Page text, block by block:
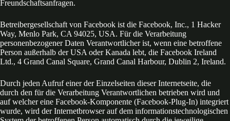
Freundschaftsanfragen.
Betreibergesellschaft von Facebook ist die Facebook, Inc., 1 Hacker
Way, Menlo Park, CA 94025, USA. Für die Verarbeitung
personenbezogener Daten Verantwortlicher ist, wenn eine betroffene
Person außerhalb der USA oder Kanada lebt, die Facebook Ireland
Ltd., 4 Grand Canal Square, Grand Canal Harbour, Dublin 2, Ireland.
Durch jeden Aufruf einer der Einzelseiten dieser Internetseite, die
durch den für die Verarbeitung Verantwortlichen betrieben wird und
auf welcher eine Facebook-Komponente (Facebook-Plug-In) integriert
wurde, wird der Internetbrowser auf dem informationstechnologischen